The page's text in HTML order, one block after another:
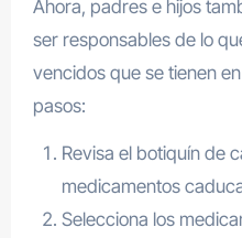
Ahora, padres e hijos
ser responsables de lo
vencidos que se tienen
pasos:
Revisa el botiquín de
medicamentos
Selecciona los